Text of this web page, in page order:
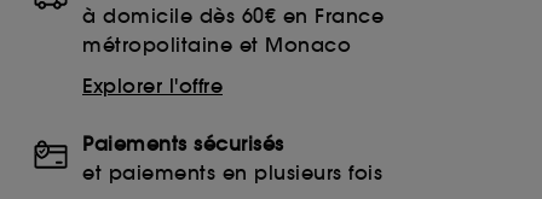
à domicile dès 60€ en France
métropolitaine et Monaco
Explorer l'offre
Paiements sécurisés
et paiements en plusieurs fois